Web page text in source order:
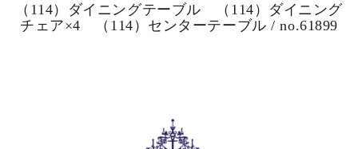
商品カテゴリー/家具
（114）ダイニングテーブル （114）ダイニング
チェア×4 （114）センターテーブル / no.61899